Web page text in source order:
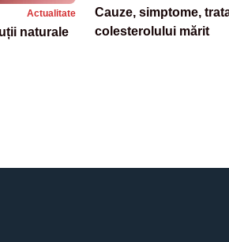
Actualitate
naturale
Cauze, simptome,
colesterolului mărit